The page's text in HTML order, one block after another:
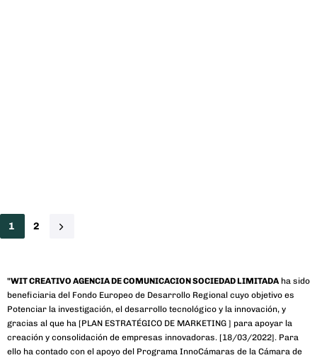
1 2
"WIT CREATIVO AGENCIA DE COMUNICACION SOCIEDAD LIMITADAha sido
beneficiaria del Fondo Europeo de Desarrollo Regional cuyo objetivo es
Potenciar la investigación, el desarrollo tecnológico y la innovación, y
gracias al que ha [PLAN ESTRATÉGICO DE MARKETING ] para apoyar la
creación y consolidación de empresas innovadoras. [18/03/2022]. Para
ello ha contado con el apoyo del Programa InnoCámaras de la Cámara de